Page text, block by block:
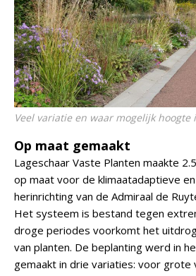
Veel variatie en waar mogelijk
Op maat gemaakt
Lageschaar Vaste Planten maakte
op maat voor de klimaatadaptieve
herinrichting van de Admiraal de
Het systeem is bestand tegen
droge periodes voorkomt het
van planten. De beplanting werd in
gemaakt in drie variaties: voor grote